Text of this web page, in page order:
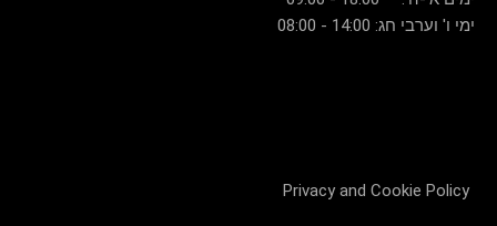
ימי ו' וערבי חג: 14:00 - 08:00
Privacy and Cookie Policy